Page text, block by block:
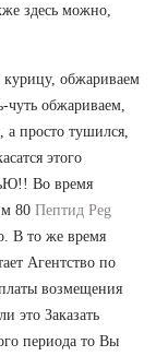
здесь можно,
курицу, обжариваем
чуть обжариваем,
а просто тушился,
этого
Во время
80 Пептид Peg
В то же время
Агентство по
возмещения
это Заказать
периода то Вы